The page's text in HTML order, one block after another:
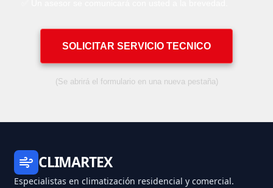
SOLICITAR SERVICIO TECNICO
(Se abrirá el formulario en una nueva pestaña)
CLIMARTEX
Especialistas en climatización residencial y comercial.